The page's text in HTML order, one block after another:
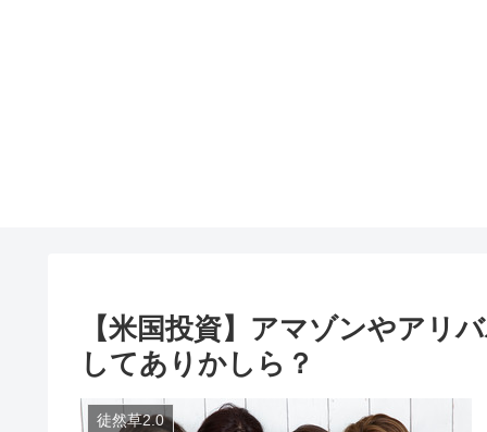
【米国投資】アマゾンやアリ
してありかしら？
徒然草2.0